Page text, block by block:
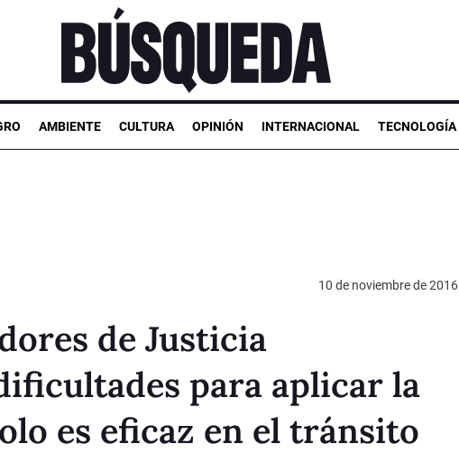
AMBIENTE CULTURA OPINIÓN INTERNACIONAL TECNOLOGÍA
10 de noviembre de 2016
de Justicia
para aplicar la
es eficaz en el tránsito